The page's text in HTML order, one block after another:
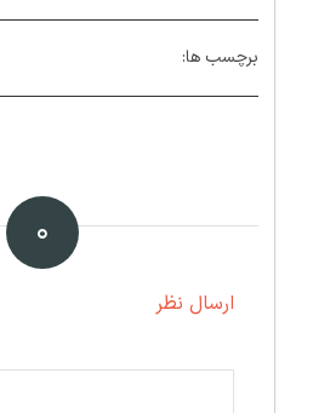
برچسب ها:
۰
ارسال نظر